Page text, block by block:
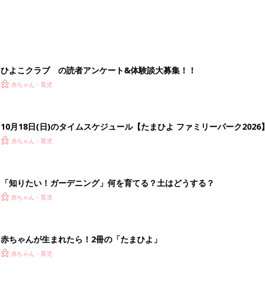
ひよこクラブ の読者アンケート&体験談大募集！！
赤ちゃん・育児
10月18日(日)のタイムスケジュール【たまひよ ファミリーパーク2026】
赤ちゃん・育児
「知りたい！ガーデニング」何を育てる？土はどうする？
赤ちゃん・育児
赤ちゃんが生まれたら！2冊の「たまひよ」
赤ちゃん・育児